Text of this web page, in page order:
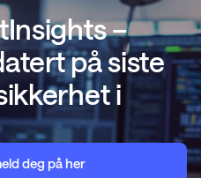
–
på siste
i
deg på her